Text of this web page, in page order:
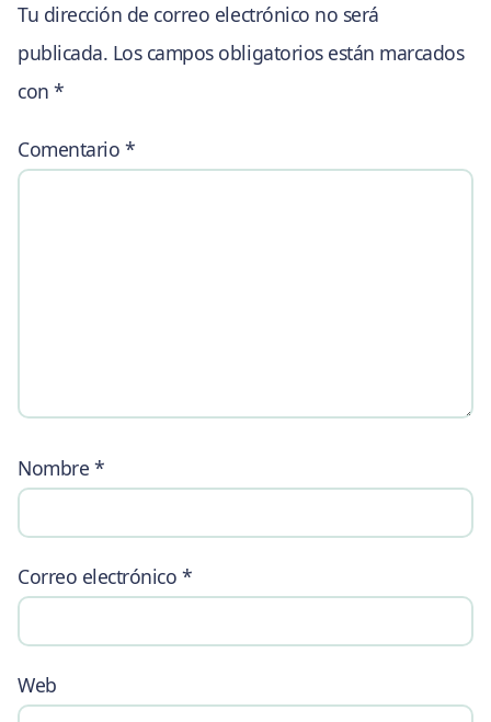
Tu dirección de correo electrónico no será
publicada. Los campos obligatorios están marcados
con*
Comentario *
Nombre *
Correo electrónico *
Web